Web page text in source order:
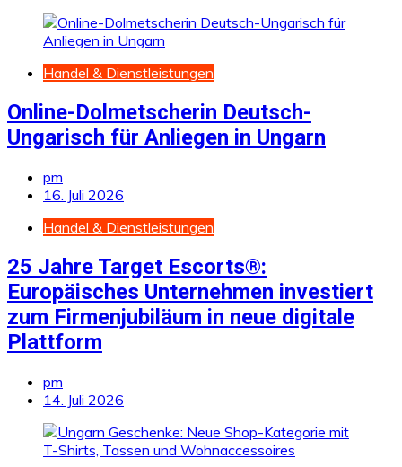
Handel & Dienstleistungen
Online-Dolmetscherin Deutsch-
Ungarisch für Anliegen in Ungarn
pm
16. Juli 2026
Handel & Dienstleistungen
25 Jahre Target Escorts®:
Europäisches Unternehmen investiert
zum Firmenjubiläum in neue digitale
Plattform
pm
14. Juli 2026